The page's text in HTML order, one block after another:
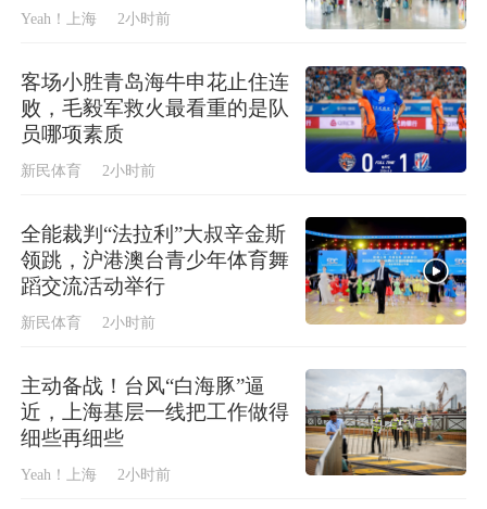
Yeah！上海 2小时前
客场小胜青岛海牛申花止住连
败，毛毅军救火最看重的是队
员哪项素质
新民体育 2小时前
全能裁判“法拉利”大叔辛金斯
领跳，沪港澳台青少年体育舞
蹈交流活动举行
新民体育 2小时前
主动备战！台风“白海豚”逼
近，上海基层一线把工作做得
细些再细些
Yeah！上海 2小时前